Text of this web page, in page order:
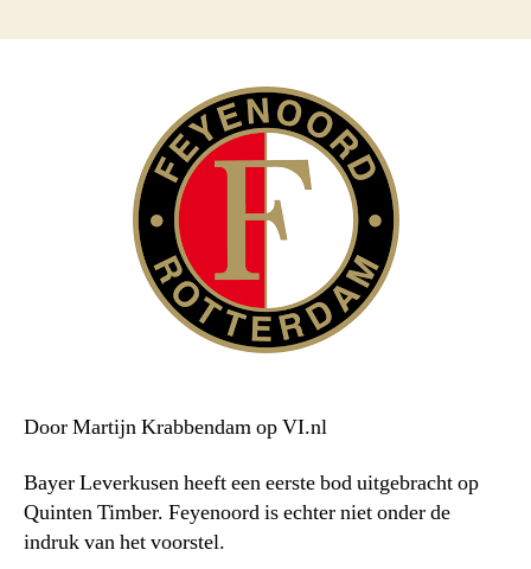
Door Martijn Krabbendam op VI.nl
Bayer Leverkusen heeft een eerste bod uitgebracht op
Quinten Timber. Feyenoord is echter niet onder de
indruk van het voorstel.